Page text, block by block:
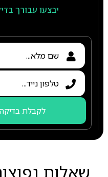
יבצעו עבורך
לקבלת
שאלות